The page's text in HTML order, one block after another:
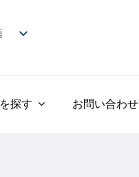
探す お問い合わせ